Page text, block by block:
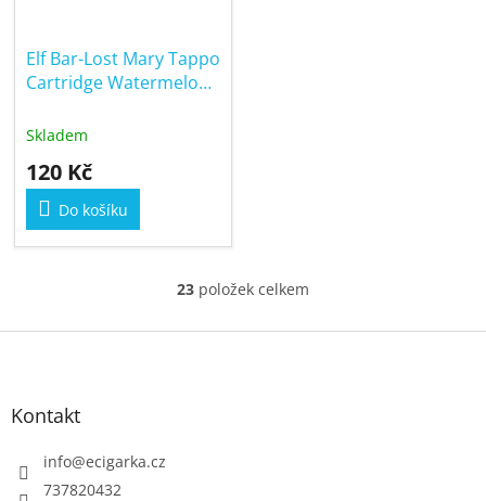
Elf Bar-Lost Mary Tappo
Cartridge Watermelon
Skladem
120 Kč
Do košíku
O
23 položek celkem
Kontakt
info@ecigarka.cz
737820432